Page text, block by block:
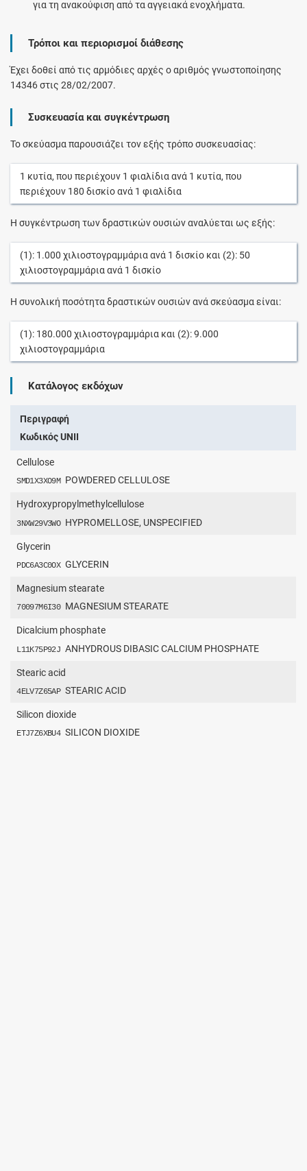
για τη ανακούφιση από τα αγγειακά ενοχλήματα.
Τρόποι και περιορισμοί διάθεσης
Έχει δοθεί από τις αρμόδιες αρχές ο αριθμός γνωστοποίησης
14346 στις 28/02/2007.
Συσκευασία και συγκέντρωση
Το σκεύασμα παρουσιάζει τον εξής τρόπο συσκευασίας:
1 κυτία, που περιέχουν 1 φιαλίδιαανά 1 κυτία, που
περιέχουν 180 δισκίοανά 1 φιαλίδια
Η συγκέντρωση των δραστικών ουσιών αναλύεται ως εξής:
(1): 1.000 χιλιοστογραμμάριαανά 1 δισκίο και (2): 50
χιλιοστογραμμάριαανά 1 δισκίο
Η συνολική ποσότητα δραστικών ουσιών ανά σκεύασμα είναι:
(1): 180.000 χιλιοστογραμμάρια και (2):9.000
χιλιοστογραμμάρια
Κατάλογος εκδόχων
Περιγραφή
Κωδικός UNII
Cellulose
SMD1X3XO9M POWDERED CELLULOSE
Hydroxypropylmethylcellulose
3NXW29V3WO HYPROMELLOSE, UNSPECIFIED
Glycerin
PDC6A3C0OX GLYCERIN
Magnesium stearate
70097M6I30 MAGNESIUM STEARATE
Dicalcium phosphate
L11K75P92J ANHYDROUS DIBASIC CALCIUM PHOSPHATE
Stearic acid
4ELV7Z65AP STEARIC ACID
Silicon dioxide
ETJ7Z6XBU4 SILICON DIOXIDE